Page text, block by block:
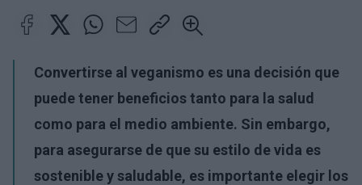
Convertirse al veganismo es una decisión que
puede tener beneficios tanto para la salud
como para el medio ambiente. Sin embargo,
para asegurarse de que su estilo de vida es
sostenible y saludable, es importante elegir los